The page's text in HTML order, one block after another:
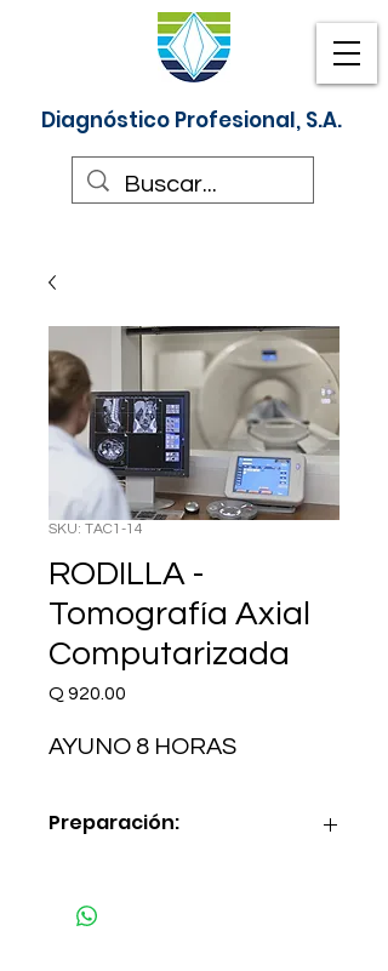
Diagnóstico Profesional, S.A.
SKU: TAC1-14
RODILLA -
Tomografía Axial
Computarizada
Q 920.00
AYUNO 8 HORAS
Preparación: